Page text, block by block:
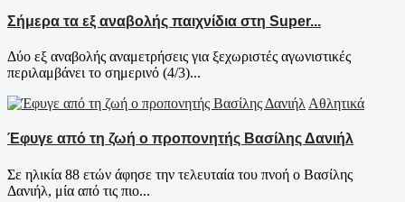
Σήμερα τα εξ αναβολής παιχνίδια στη Super...
Δύο εξ αναβολής αναμετρήσεις για ξεχωριστές αγωνιστικές
περιλαμβάνει το σημερινό (4/3)...
Αθλητικά
Έφυγε από τη ζωή ο προπονητής Βασίλης Δανιήλ
Σε ηλικία 88 ετών άφησε την τελευταία του πνοή ο Βασίλης
Δανιήλ, μία από τις πιο...